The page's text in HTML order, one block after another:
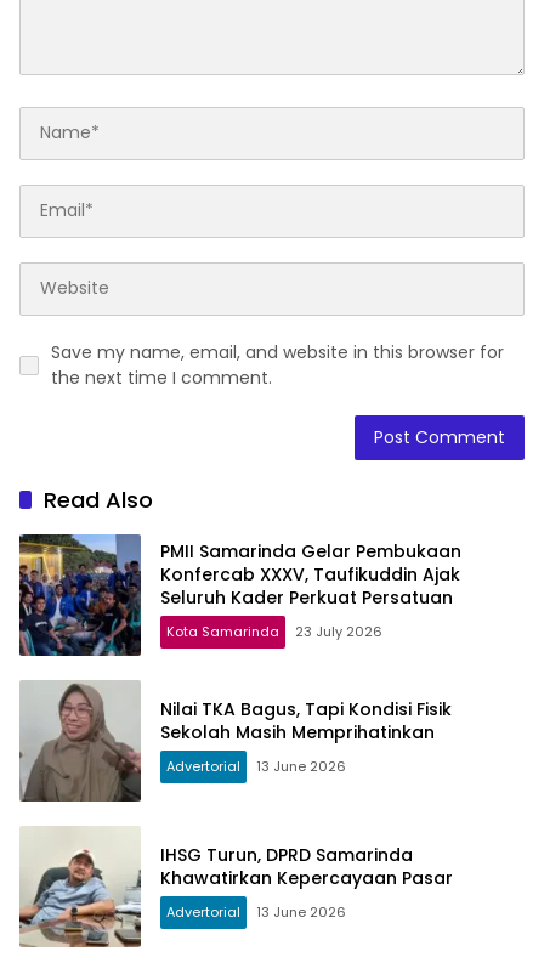
Save my name, email, and website in this browser for
the next time I comment.
Read Also
PMII Samarinda Gelar Pembukaan
Konfercab XXXV, Taufikuddin Ajak
Seluruh Kader Perkuat Persatuan
Kota Samarinda 23 July 2026
Nilai TKA Bagus, Tapi Kondisi Fisik
Sekolah Masih Memprihatinkan
Advertorial 13 June 2026
IHSG Turun, DPRD Samarinda
Khawatirkan Kepercayaan Pasar
Advertorial 13 June 2026